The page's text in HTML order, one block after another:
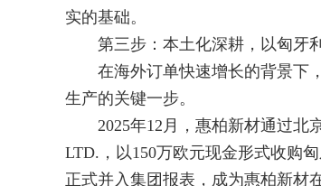
实的基础。
第三步：本土化深耕，以匈牙
在海外订单快速增长的背景下，
生产的关键一步。
2025年12月，惠柏新材通过北京
LTD.，以150万欧元现金形式收购
正式并入集团报表，成为惠柏新材